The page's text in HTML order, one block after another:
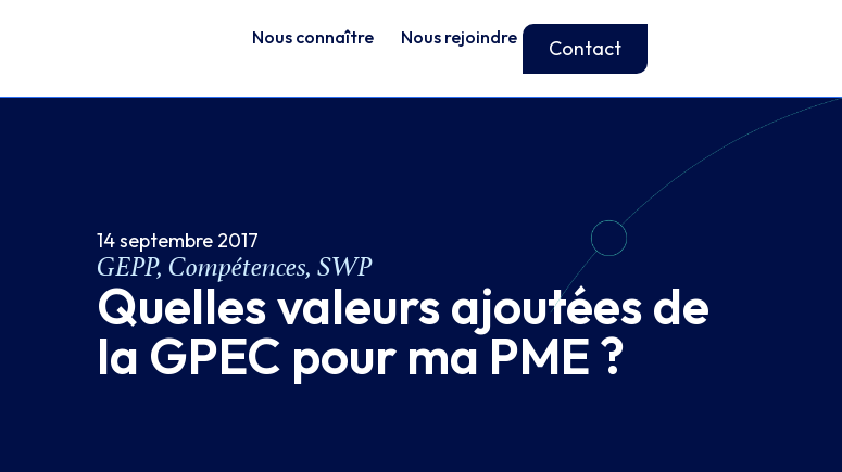
Nous connaître Nous rejoindre Contact
14 septembre 2017
GEPP, Compétences, SWP
Quelles valeurs ajoutées de
la GPEC pour ma PME ?